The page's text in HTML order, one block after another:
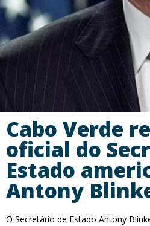
Cabo Verde
oficial do
Estado
Antony
O Secretário de Estado Antony